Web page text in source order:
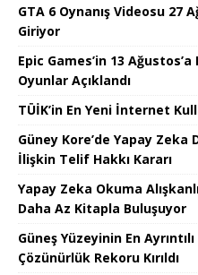
GTA 6 Oynanış Videosu 27
Giriyor
Epic Games’in 13
Oyunlar Açıklandı
TÜİK’in En Yeni İnternet
Güney Kore’de Yapay
İlişkin Telif Hakkı Kararı
Yapay Zeka Okuma
Daha Az Kitapla Buluşuyor
Güneş Yüzeyinin En
Çözünürlük Rekoru Kırıldı